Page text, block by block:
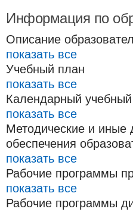
Информация по
Описание
показать все
Учебный план
показать все
Календарный
показать все
Методические и
обеспечения
показать все
Рабочие программы
показать все
Рабочие программы